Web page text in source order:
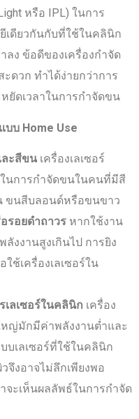
หรือ IPL) ในการ
เดียวกันกับที่ใช้ในคลินิก
ง ข้อดีของเครื่องกำจัด
ดวก ทำได้ง่ายกว่าการ
ยัดเวลาในการกำจัดขน
บบ Home Use
ละสีขน เครื่องเลเซอร์
นการกำจัดขนในคนที่มีสี
ขนสีบลอนด์หรือขนขาว
รอยดำถาวร หากใช้งาน
งงานสูงเกินไป การยิง
ใช้เครื่องเลเซอร์ใน
เลเซอร์ในคลินิก เครื่อง
หญ่มักมีค่าพลังงานต่ำและ
บเลเซอร์ที่ใช้ในคลินิก
จึงอาจไม่ลึกเพียงพอ
จะเห็นผลลัพธ์ในการกำจัด